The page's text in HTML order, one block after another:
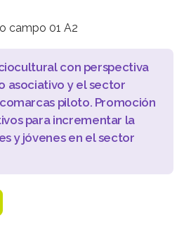
con perspectiva
asociativo y el sector
piloto. Promoción
para incrementar la
y jóvenes en el sector